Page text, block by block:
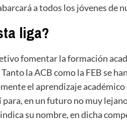
a todos los jóvenes de
liga?
fomentar la formación
la ACB como la FEB se
el aprendizaje
en un futuro no muy
su nombre, en dicha